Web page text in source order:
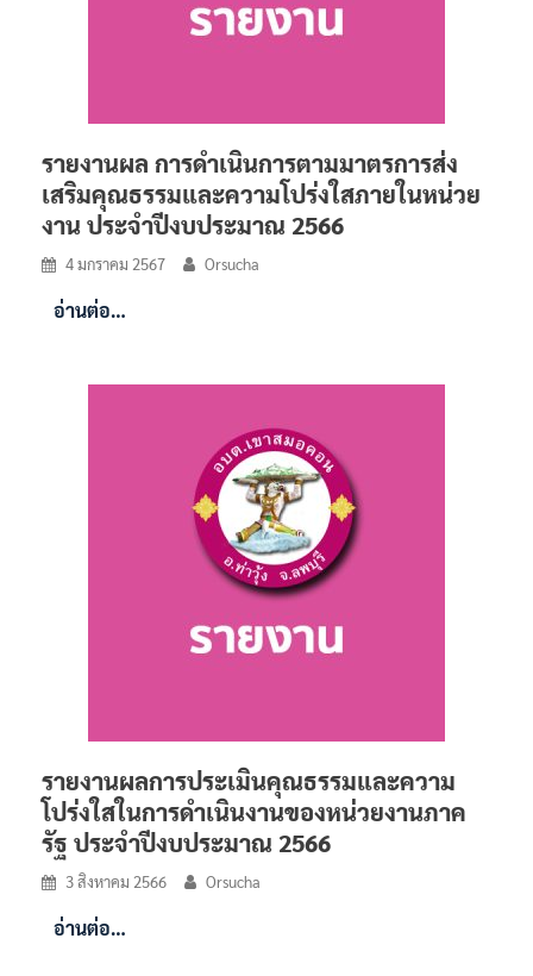
รายงานผล การดำเนินการตามมาตรการส่ง
เสริมคุณธรรมและความโปร่งใสภายในหน่วย
งาน ประจำปีงบประมาณ 2566
4 มกราคม 2567 Orsucha
อ่านต่อ…
รายงานผลการประเมินคุณธรรมและความ
โปร่งใสในการดำเนินงานของหน่วยงานภาค
รัฐ ประจำปีงบประมาณ 2566
3 สิงหาคม 2566 Orsucha
อ่านต่อ…